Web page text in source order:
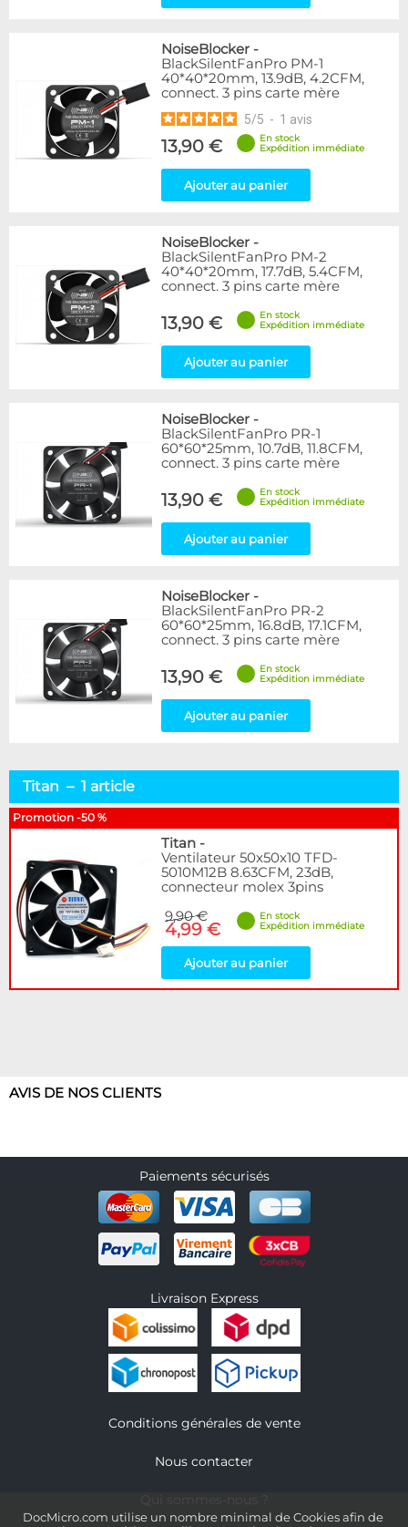
DocMicro.com utilise un nombre minimal de Cookies afin de
NoiseBlocker -
BlackSilentFanPro PM-1
40*40*20mm, 13.9dB, 4.2CFM,
connect. 3 pins carte mère
5/5 - 1 avis
13,90 €
En stock
Expédition immédiate
Ajouter au panier
NoiseBlocker -
BlackSilentFanPro PM-2
40*40*20mm, 17.7dB, 5.4CFM,
connect. 3 pins carte mère
13,90 €
En stock
Expédition immédiate
Ajouter au panier
NoiseBlocker -
BlackSilentFanPro PR-1
60*60*25mm, 10.7dB, 11.8CFM,
connect. 3 pins carte mère
13,90 €
En stock
Expédition immédiate
Ajouter au panier
NoiseBlocker -
BlackSilentFanPro PR-2
60*60*25mm, 16.8dB, 17.1CFM,
connect. 3 pins carte mère
13,90 €
En stock
Expédition immédiate
Ajouter au panier
Titan – 1 article
Promotion -50 %
Titan -
Ventilateur 50x50x10 TFD-
5010M12B 8.63CFM, 23dB,
connecteur molex 3pins
9,90 €
4,99 €
En stock
Expédition immédiate
Ajouter au panier
AVIS DE NOS CLIENTS
Paiements sécurisés
Livraison Express
Conditions générales de vente
Nous contacter